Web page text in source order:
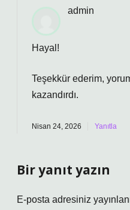
admin
Hayal!
Teşekkür ederim,
kazandırdı.
Nisan 24, 2026 Yanıtla
Bir yanıt yazın
E-posta adresiniz